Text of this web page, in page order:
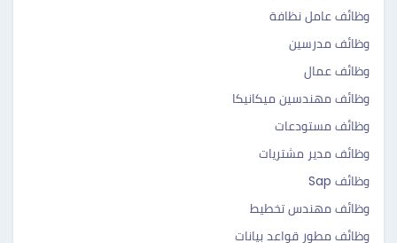
وظائف عامل نظافة
وظائف مدرسين
وظائف عمال
وظائف مهندسين ميكانيكا
وظائف مستودعات
وظائف مدير مشتريات
وظائف Sap
وظائف مهندس تخطيط
وظائف مطور قواعد بيانات